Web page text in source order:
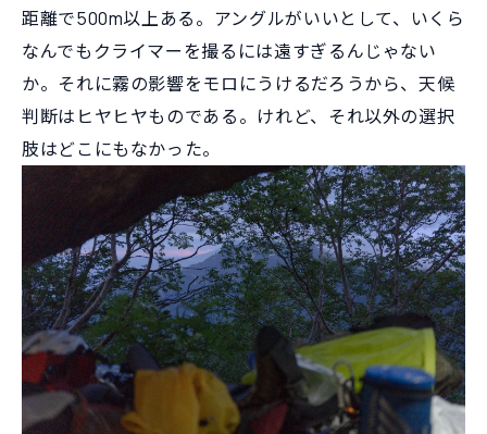
距離で500m以上ある。アングルがいいとして、いくら
なんでもクライマーを撮るには遠すぎるんじゃない
か。それに霧の影響をモロにうけるだろうから、天候
判断はヒヤヒヤものである。けれど、それ以外の選択
肢はどこにもなかった。